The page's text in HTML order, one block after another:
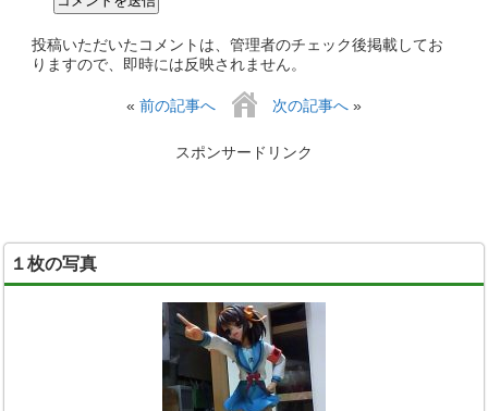
投稿いただいたコメントは、管理者のチェック後掲載してお
りますので、即時には反映されません。
« 前の記事へ 次の記事へ »
スポンサードリンク
１枚の写真